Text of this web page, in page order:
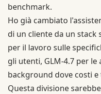
benchmark.
Ho già cambiato
di un cliente da un stack
per il lavoro sulle
gli utenti, GLM-4.7 per
background dove costi
Questa divisione